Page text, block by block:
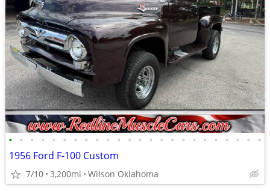
• • • • • • • • • • • • • • • • • • • • • • • •
1956 Ford F-100 Custom
7/10 3,200mi Wilson Oklahoma